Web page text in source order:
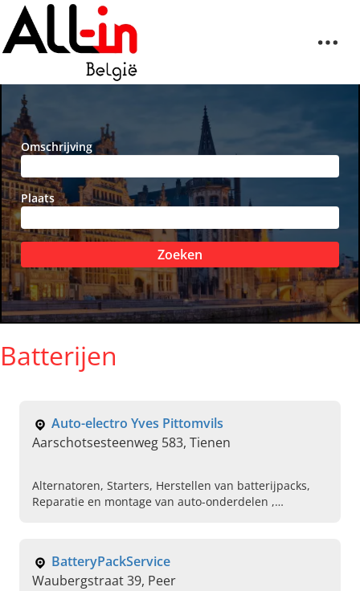
Omschrijving
Plaats
Zoeken
Batterijen
Auto-electro Yves Pittomvils
Aarschotsesteenweg 583, Tienen
Alternatoren, Starters, Herstellen van batterijpacks,
Reparatie en montage van auto-onderdelen ,
BatteryPackService
Waubergstraat 39, Peer